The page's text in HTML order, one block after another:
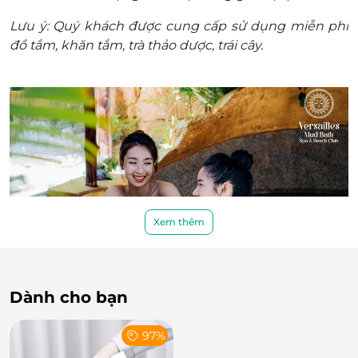
Quý Khách vui lòng liên hệ Hotline hỗ trợ & đặt
lịch: 0787 8888 06 đặt chỗ trước khi đến sử dụng
được phục vụ tốt nhất. Versailles Mud Bath, Spa
& Beach Club không nhận khách hàng đến trực
tiếp nếu chưa đăng ký đặt chỗ trước. Mong quý
khách thông cảm
Điều kiện khác:
Một khách hàng được mua nhiều e-
Voucher/e-Coupon
e-Voucher/e-Coupon không có giá trị quy đổi
thành tiền mặt, không trả lại tiền thừa
Lưu ý: Quý khách được cung cấp sử dụng miễn phí
đồ tắm, khăn tắm, trà thảo dược, trái cây.
Xem thêm
Dành cho bạn
97%